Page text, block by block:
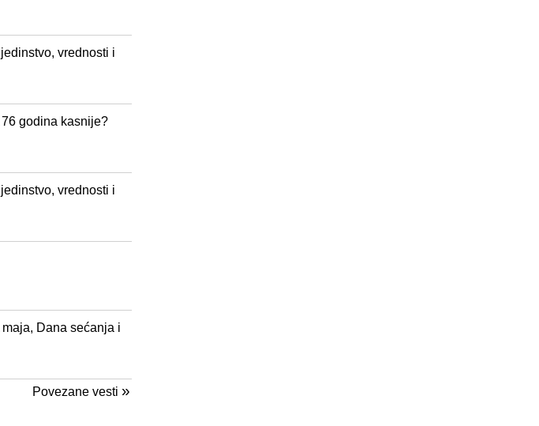
vrednosti i
godina kasnije?
vrednosti i
Dana sećanja i
Povezane vesti »